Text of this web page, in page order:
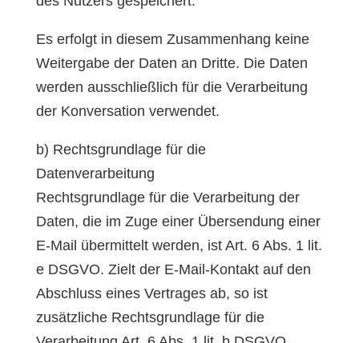
Es erfolgt in diesem Zusammenhang keine
Weitergabe der Daten an Dritte. Die Daten
werden ausschließlich für die Verarbeitung
der Konversation verwendet.
b) Rechtsgrundlage für die
Datenverarbeitung
Rechtsgrundlage für die Verarbeitung der
Daten, die im Zuge einer Übersendung einer
E-Mail übermittelt werden, ist Art. 6 Abs. 1 lit.
e DSGVO. Zielt der E-Mail-Kontakt auf den
Abschluss eines Vertrages ab, so ist
zusätzliche Rechtsgrundlage für die